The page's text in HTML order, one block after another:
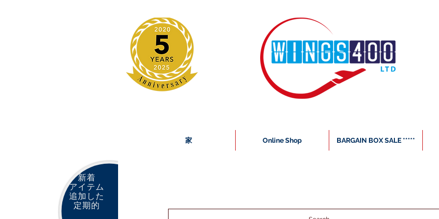
家 Online Shop BARGAIN BOX SALE *****
新着
アイテム
追加した
定期的